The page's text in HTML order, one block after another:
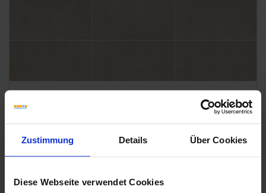
Zustimmung Details Über Cookies
Diese Webseite verwendet Cookies
Marca Corona Stonecloud Grey
dienen als beispielhafte Darstellung. Es können weitere "Prints"
enthalten sein.
Downloads